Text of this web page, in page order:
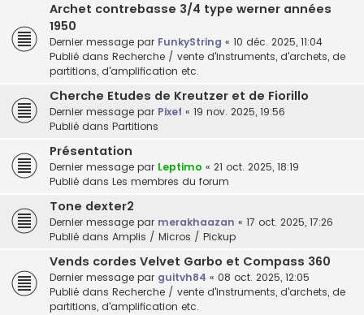
Archet contrebasse 3/4 type werner années
1950
Dernier message par FunkyString « 10 déc. 2025, 11:04
Publié dans Recherche / vente d'instruments, d'archets, de
partitions, d'amplification etc.
Cherche Etudes de Kreutzer et de Fiorillo
Dernier message par Pixef « 19 nov. 2025, 19:56
Publié dans Partitions
Présentation
Dernier message par Leptimo « 21 oct. 2025, 18:19
Publié dans Les membres du forum
Tone dexter2
Dernier message par merakhaazan « 17 oct. 2025, 17:26
Publié dans Amplis / Micros / Pickup
Vends cordes Velvet Garbo et Compass 360
Dernier message par guitvh84 « 08 oct. 2025, 12:05
Publié dans Recherche / vente d'instruments, d'archets, de
partitions, d'amplification etc.